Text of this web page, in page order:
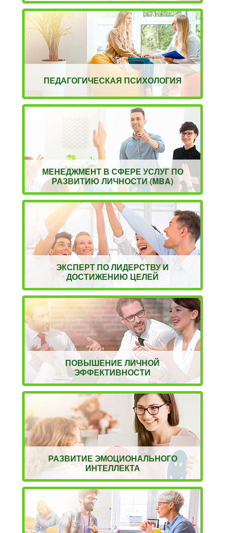
ПЕДАГОГИЧЕСКАЯ ПСИХОЛОГИЯ
МЕНЕДЖМЕНТ В СФЕРЕ УСЛУГ ПО
РАЗВИТИЮ ЛИЧНОСТИ (MBA)
ЭКСПЕРТ ПО ЛИДЕРСТВУ И
ДОСТИЖЕНИЮ ЦЕЛЕЙ
ПОВЫШЕНИЕ ЛИЧНОЙ
ЭФФЕКТИВНОСТИ
РАЗВИТИЕ ЭМОЦИОНАЛЬНОГО
ИНТЕЛЛЕКТА